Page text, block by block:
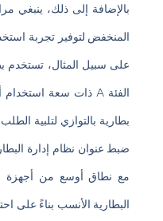
بالإضافة إلى ذلك، ينبغي
المنخفض لتوفير تجربة استخدام
بطارية بالتوازي لتلبية الطلب
مع نطاق أوسع من أجهزة
البطارية الأنسب بناءً على